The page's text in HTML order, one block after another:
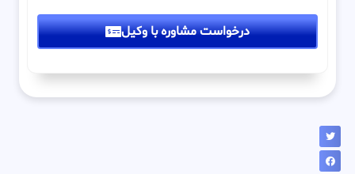
درخواست مشاوره با وکیل